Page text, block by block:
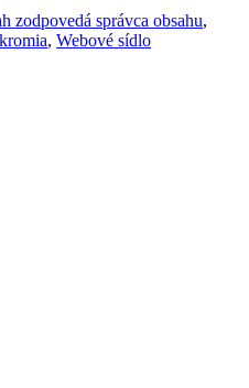
zodpovedá správca obsahu,
, Webové sídlo